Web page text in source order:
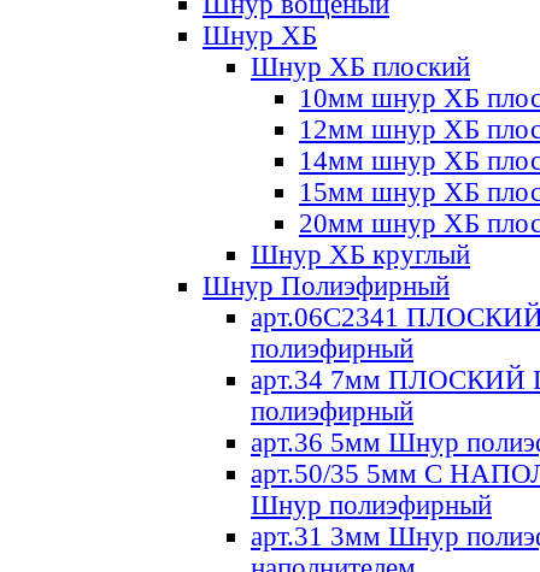
Шнур ХБ
Шнур ХБ плоский
10мм шнур ХБ
12мм шнур ХБ
14мм шнур ХБ
15мм шнур ХБ
20мм шнур ХБ
Шнур ХБ круглый
Шнур Полиэфирный
арт.06С2341
полиэфирный
арт.34 7мм ПЛОСКИЙ
полиэфирный
арт.36 5мм Шнур
арт.50/35 5мм С
Шнур полиэфирный
арт.31 3мм Шнур